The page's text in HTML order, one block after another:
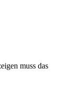
muss das